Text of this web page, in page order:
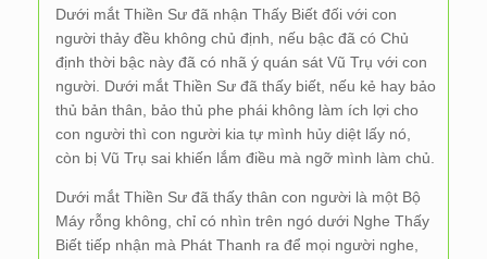
Dưới mắt Thiền Sư đã nhận Thấy Biết đối với con
người thảy đều không chủ định, nếu bậc đã có Chủ
định thời bậc này đã có nhã ý quán sát Vũ Trụ với con
người. Dưới mắt Thiền Sư đã thấy biết, nếu kẻ hay bảo
thủ bản thân, bảo thủ phe phái không làm ích lợi cho
con người thì con người kia tự mình hủy diệt lấy nó,
còn bị Vũ Trụ sai khiến lắm điều mà ngỡ mình làm chủ.
Dưới mắt Thiền Sư đã thấy thân con người là một Bộ
Máy rỗng không, chỉ có nhìn trên ngó dưới Nghe Thấy
Biết tiếp nhận mà Phát Thanh ra để mọi người nghe,